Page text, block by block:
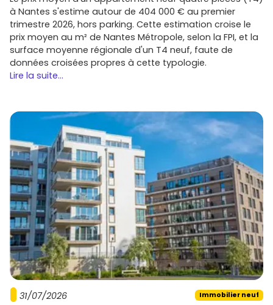
à Nantes s'estime autour de 404 000 € au premier
trimestre 2026, hors parking. Cette estimation croise le
prix moyen au m² de Nantes Métropole, selon la FPI, et la
surface moyenne régionale d'un T4 neuf, faute de
données croisées propres à cette typologie.
Lire la suite...
31/07/2026 Immobilier neuf